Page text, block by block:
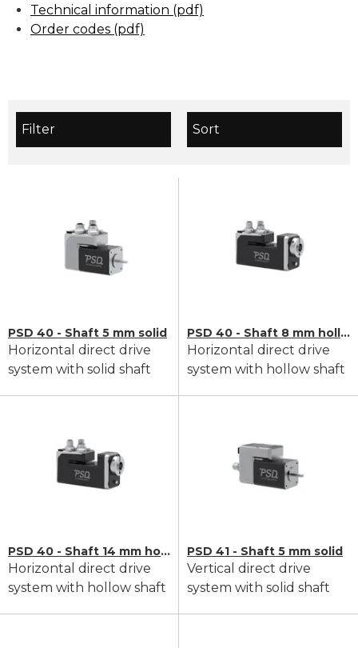
Technical information (pdf)
Order codes (pdf)
Filter Sort
PSD 40 - Shaft 5 mm solid
Horizontal direct drive
system with solid shaft
PSD 40 - Shaft 8 mm hollow
Horizontal direct drive
system with hollow shaft
PSD 40 - Shaft 14 mm hollow
Horizontal direct drive
system with hollow shaft
PSD 41 - Shaft 5 mm solid
Vertical direct drive
system with solid shaft